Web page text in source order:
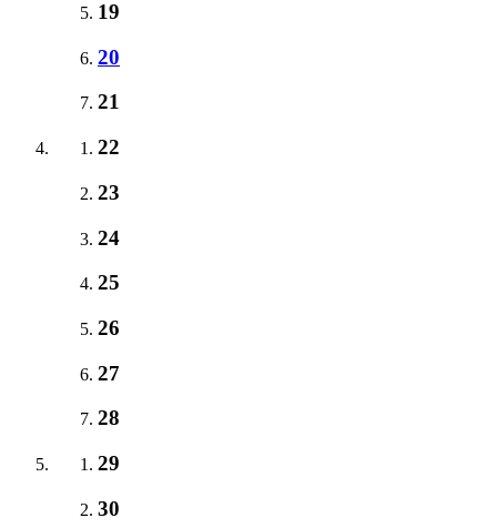
19
20
21
22
23
24
25
26
27
28
29
30